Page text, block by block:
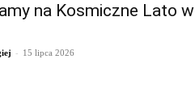
na Kosmiczne Lato w
- 15 lipca 2026